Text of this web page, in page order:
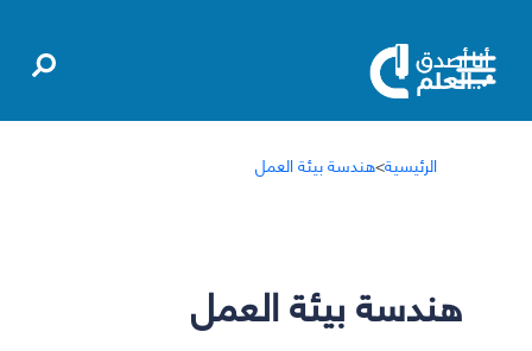
الرئيسية>هندسة بيئة العمل
هندسة بيئة العمل